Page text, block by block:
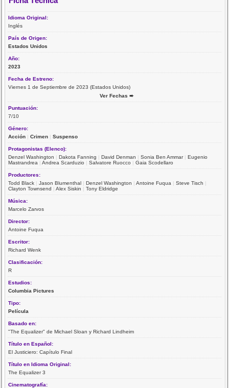
Idioma Original:
Inglés
País de Origen:
Estados Unidos
Año:
2023
Fecha de Estreno:
Viernes 1 de Septiembre de 2023 (Estados Unidos)
Ver Fechas ➨
Puntuación:
7/10
Género:
Acción |Crimen |Suspenso
Protagonistas (Elenco):
Denzel Washington |Dakota Fanning |David Denman |Sonia Ben Ammar|Eugenio
Mastrandrea |Andrea Scarduzio |Salvatore Ruocco |Gaia Scodellaro
Productores:
Todd Black |Jason Blumenthal |Denzel Washington |Antoine Fuqua |Steve Tisch |
Clayton Townsend |Alex Siskin |Tony Eldridge
Música:
Marcelo Zarvos
Director:
Antoine Fuqua
Escritor:
Richard Wenk
Clasificación:
R
Estudios:
Columbia Pictures
Tipo:
Película
Basado en:
"The Equalizer" de Michael Sloan y Richard Lindheim
Título en Español:
El Justiciero: Capítulo Final
Título en Idioma Original:
The Equalizer 3
Cinematografía: